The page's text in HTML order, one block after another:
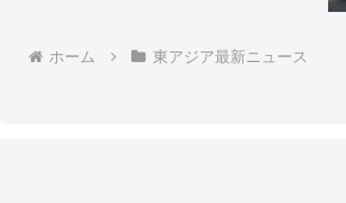
系ＩＣは利権と中抜きのかたまりや」
ホーム 東アジア最新ニュース